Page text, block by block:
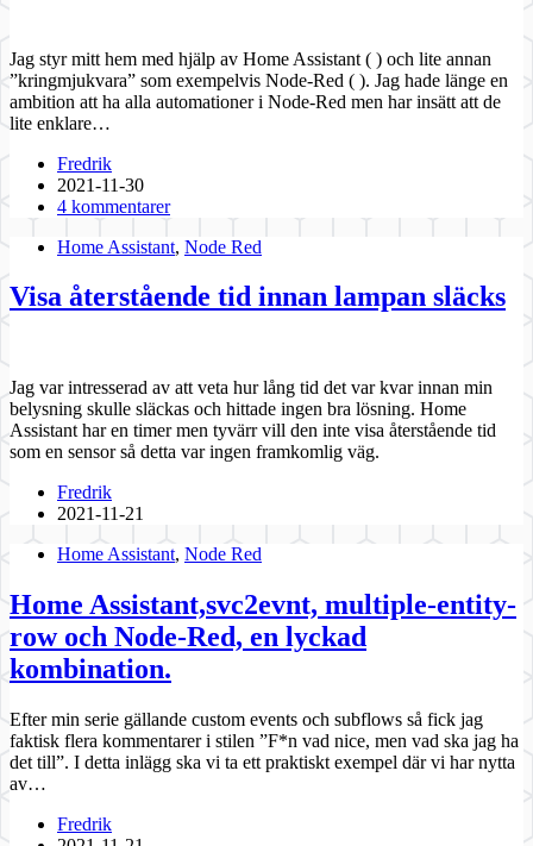
Jag styr mitt hem med hjälp av Home Assistant ( ) och lite annan
”kringmjukvara” som exempelvis Node-Red ( ). Jag hade länge en
ambition att ha alla automationer i Node-Red men har insätt att de
lite enklare…
Fredrik
2021-11-30
4 kommentarer
Home Assistant, Node Red
Visa återstående tid innan lampan släcks
Jag var intresserad av att veta hur lång tid det var kvar innan min
belysning skulle släckas och hittade ingen bra lösning. Home
Assistant har en timer men tyvärr vill den inte visa återstående tid
som en sensor så detta var ingen framkomlig väg.
Fredrik
2021-11-21
Home Assistant, Node Red
Home Assistant,svc2evnt, multiple-entity-
row och Node-Red, en lyckad
kombination.
Efter min serie gällande custom events och subflows så fick jag
faktisk flera kommentarer i stilen ”F*n vad nice, men vad ska jag ha
det till”. I detta inlägg ska vi ta ett praktiskt exempel där vi har nytta
av…
Fredrik